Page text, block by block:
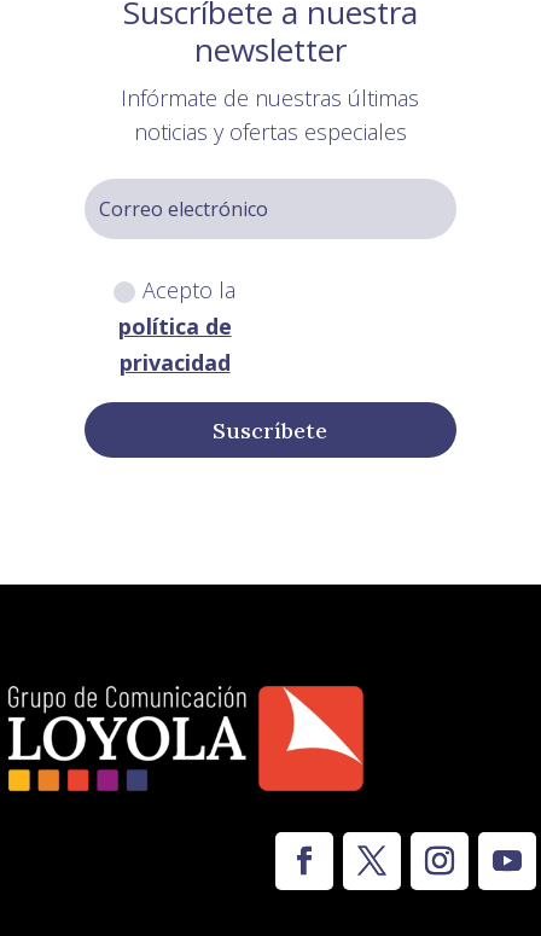
Suscríbete a nuestra
newsletter
Infórmate de nuestras últimas
noticias y ofertas especiales
Acepto la
política de
privacidad
Suscríbete